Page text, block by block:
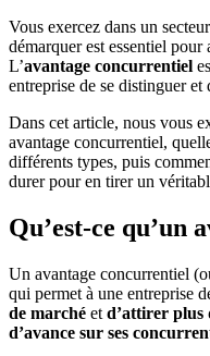
Vous exercez dans un
démarquer est essentiel
L’avantage concurrentiel
entreprise de se distinguer
Dans cet article, nous vous
avantage concurrentiel,
différents types, puis
durer pour en tirer un
Qu’est-ce qu’un
Un avantage concurrentiel
qui permet à une entreprise
de marché et d’attirer plus
d’avance sur ses